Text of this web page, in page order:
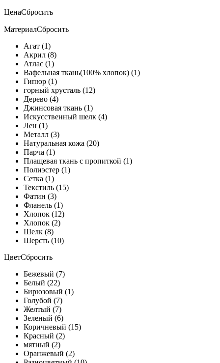
ЦенаСбросить
МатериалСбросить
Агат (1)
Акрил (8)
Атлас (1)
Вафельная ткань(100% хлопок) (1)
Гипюр (1)
горный хрусталь (12)
Дерево (4)
Джинсовая ткань (1)
Искусственный шелк (4)
Лен (1)
Металл (3)
Натуральная кожа (20)
Парча (1)
Плащевая ткань с пропиткой (1)
Полиэстер (1)
Сетка (1)
Текстиль (15)
Фатин (3)
Фланель (1)
Хлопок (12)
Хлопок (2)
Шелк (8)
Шерсть (10)
ЦветСбросить
Бежевый (7)
Белый (22)
Бирюзовый (1)
Голубой (7)
Желтый (7)
Зеленый (6)
Коричневый (15)
Красный (2)
мятный (2)
Оранжевый (2)